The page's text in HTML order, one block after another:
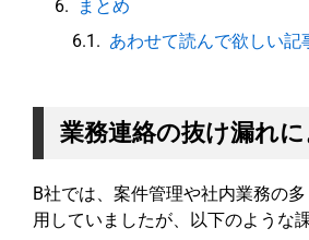
まとめ
あわせて読んで欲しい記
業務連絡の抜け漏れ
B社では、案件管理や社内業務の
用していましたが、以下のような